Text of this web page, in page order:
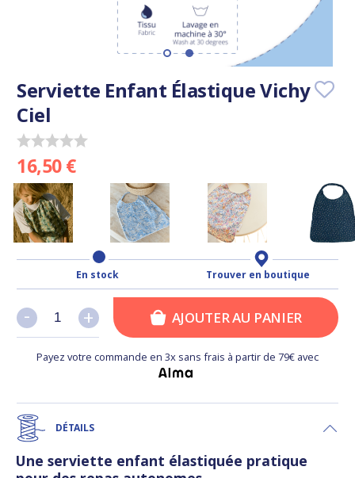
Serviette Enfant Élastique Vichy
Ciel
16,50 €
En stock Trouver en boutique
+
- +
- AJOUTER AU PANIER
Payez votre commande en 3x sans frais à partir de 79€ avec
DÉTAILS
Une serviette enfant élastiquée pratique